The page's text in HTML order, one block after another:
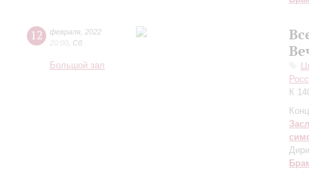
12 февраля 2022
20:00 Сб
Большой зал
К